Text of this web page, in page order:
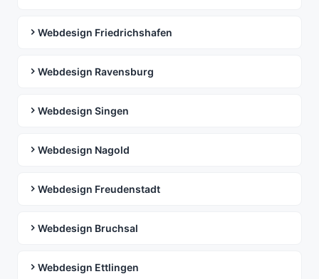
Webdesign Friedrichshafen
Webdesign Ravensburg
Webdesign Singen
Webdesign Nagold
Webdesign Freudenstadt
Webdesign Bruchsal
Webdesign Ettlingen